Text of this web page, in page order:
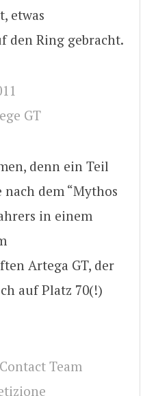
etwas
den Ring gebracht.
denn ein Teil
dem “Mythos
in einem
Artega GT, der
auf Platz 70(!)
Team